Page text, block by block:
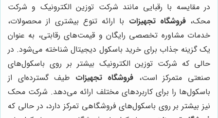
در مقایسه با رقبایی مانند شرکت توزین الکترونیک و شرکت
محک،فروشگاه تجهیزات با ارائه تنوع بیشتری از محصولات،
خدمات مشاوره تخصصی رایگان و قیمت‌های رقابتی، به عنوان
یک گزینه جذاب برای خرید باسکول دیجیتال شناخته می‌شود. در
حالی که شرکت توزین الکترونیک بیشتر بر روی باسکول‌های
صنعتی متمرکز است، فروشگاه تجهیزات طیف گسترده‌ای از
باسکول‌ها را برای کاربردهای مختلف ارائه می‌دهد. شرکت محک
نیز بیشتر بر روی باسکول‌های فروشگاهی تمرکز دارد، در حالی که